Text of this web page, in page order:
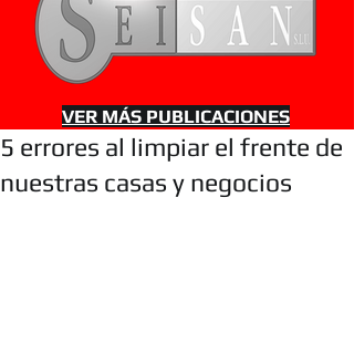
VER MÁS PUBLICACIONES
5 errores al limpiar el frente de
nuestras casas y negocios